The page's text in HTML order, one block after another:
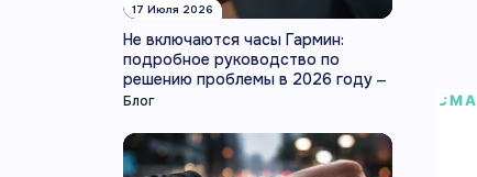
17 Июля 2026
Не включаются часы Гармин:
подробное руководство по
решению проблемы в 2026 году —
Блог